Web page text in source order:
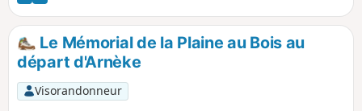
Le Mémorial de la Plaine au Bois au
départ d'Arnèke
Visorandonneur